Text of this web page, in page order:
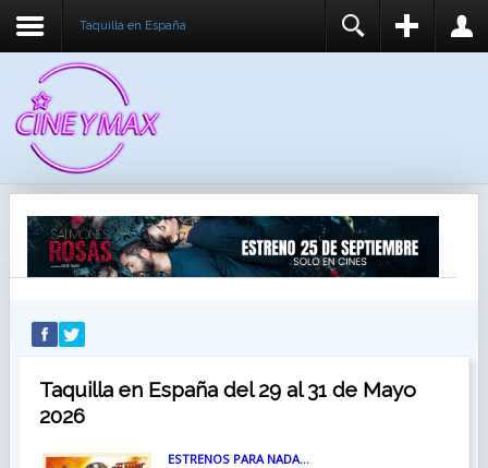
Taquilla en España
RECUÉRDEME
IDENTIFICARSE
REGISTER
Taquilla en España del 29 al 31 de Mayo
2026
ESTRENOS PARA NADA…